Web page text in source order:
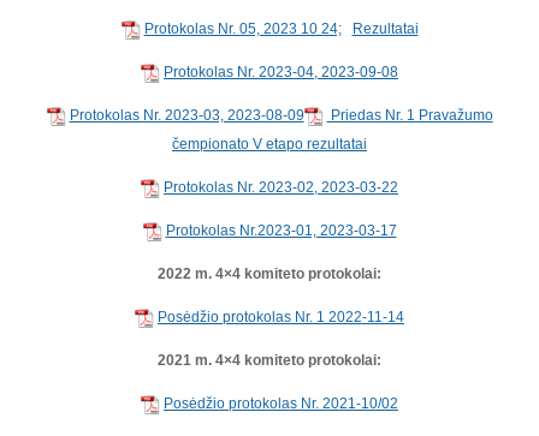
Protokolas Nr. 05, 2023 10 24; Rezultatai
Protokolas Nr. 2023-04, 2023-09-08
Protokolas Nr. 2023-03, 2023-08-09
Priedas Nr. 1 Pravažumo
čempionato V etapo rezultatai
Protokolas Nr. 2023-02, 2023-03-22
Protokolas Nr.2023-01, 2023-03-17
2022 m. 4×4 komiteto protokolai:
Posėdžio protokolas Nr. 1 2022-11-14
2021 m. 4×4 komiteto protokolai:
Posėdžio protokolas Nr. 2021-10/02